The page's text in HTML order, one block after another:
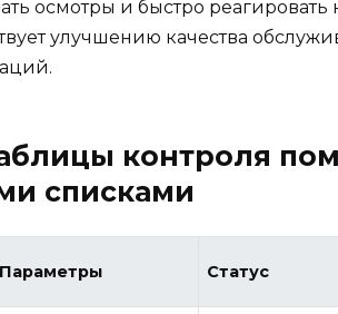
осмотры и быстро
улучшению качества
контроля
списками
Параметры Статус